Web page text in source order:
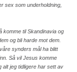
sex som underholdning,
komme til Skandinavia og
og bli harde mot dem.
synders mål ha blitt
Så vil Jesus komme
alt jeg tidligere har sett av